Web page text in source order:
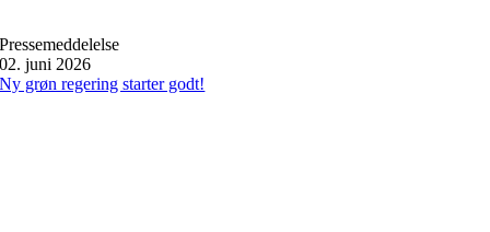
Pressemeddelelse
02. juni 2026
Ny grøn regering starter godt!